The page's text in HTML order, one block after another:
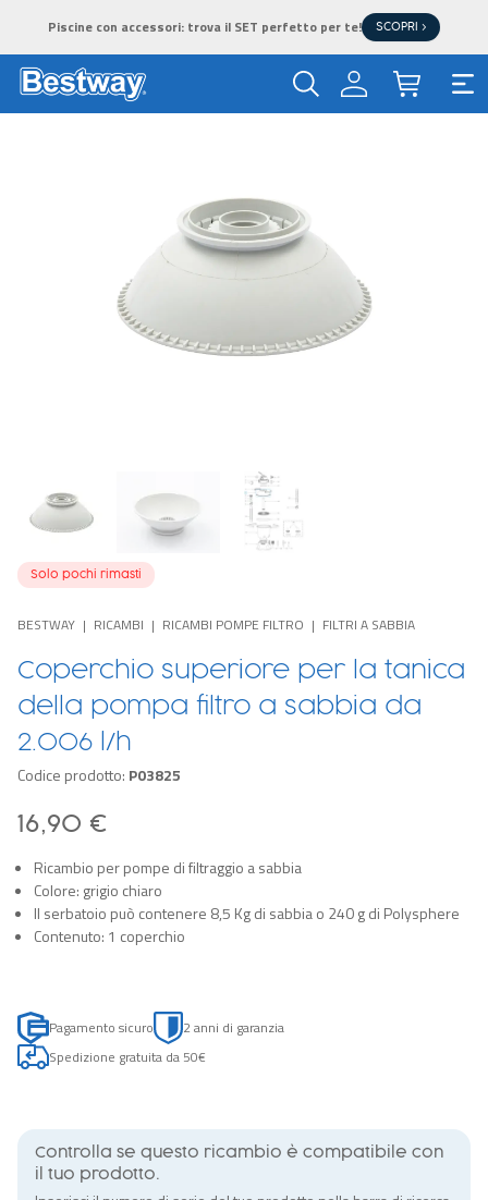
Piscine con accessori: trova il SET perfetto per te! SCOPRI >
Solo pochi rimasti
BESTWAY RICAMBI RICAMBI POMPE FILTRO FILTRI A SABBIA
Coperchio superiore per la tanica
della pompa filtro a sabbia da
2.006 l/h
Codice prodotto: P03825
16,90 €
Ricambio per pompe di filtraggio a sabbia
Colore: grigio chiaro
Il serbatoio può contenere 8,5 Kg di sabbia o 240 g di Polysphere
Contenuto: 1 coperchio
Pagamento sicuro
2 anni di garanzia
Spedizione gratuita da 50€
Controlla se questo ricambio è compatibile con
il tuo prodotto.